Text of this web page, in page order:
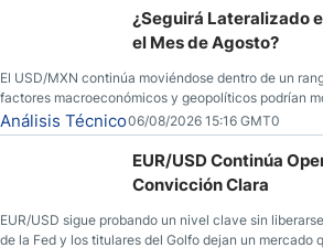
¿Seguirá Lateralizado
el Mes de Agosto?
El USD/MXN continúa moviéndose dentro de un
factores macroeconómicos y geopolíticos podrían
dominado al mercado en las últimas semanas.
Análisis Técnico06/08/2026 15:16 GMT0
EUR/USD Continúa
Convicción Clara
EUR/USD sigue probando un nivel clave sin
de la Fed y los titulares del Golfo dejan un mercado